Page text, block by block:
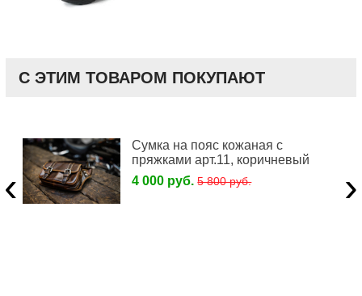
С ЭТИМ ТОВАРОМ ПОКУПАЮТ
Сумка на пояс кожаная с
пряжками арт.11, коричневый
4 000 руб.5 800 руб.
‹ ›